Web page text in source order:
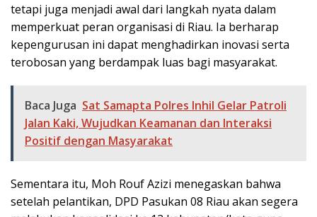
tetapi juga menjadi awal dari langkah nyata dalam
memperkuat peran organisasi di Riau. Ia berharap
kepengurusan ini dapat menghadirkan inovasi serta
terobosan yang berdampak luas bagi masyarakat.
Baca Juga Sat Samapta Polres Inhil Gelar Patroli
Jalan Kaki, Wujudkan Keamanan dan Interaksi
Positif dengan Masyarakat
Sementara itu, Moh Rouf Azizi menegaskan bahwa
setelah pelantikan, DPD Pasukan 08 Riau akan segera